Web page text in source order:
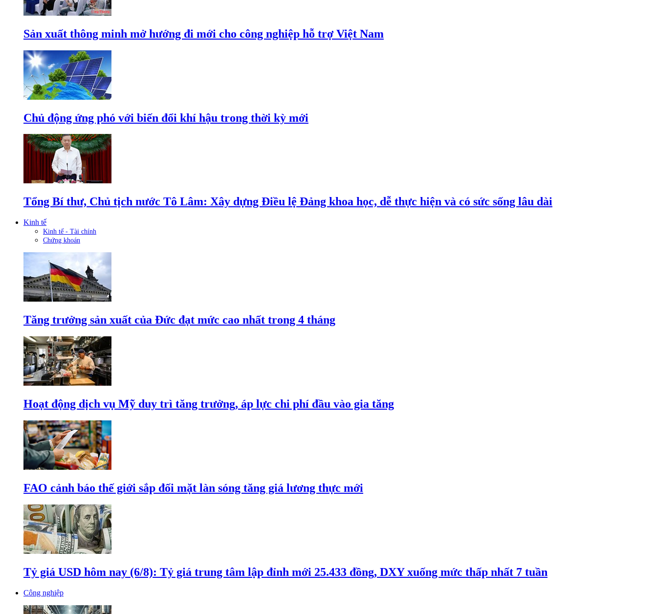
Sản xuất thông minh mở hướng đi mới cho công nghiệp hỗ trợ Việt Nam
Chủ động ứng phó với biến đổi khí hậu trong thời kỳ mới
Tổng Bí thư, Chủ tịch nước Tô Lâm: Xây dựng Điều lệ Đảng khoa học, dễ thực hiện và có sức sống lâu dài
Kinh tế
Kinh tế - Tài chính
Chứng khoán
Tăng trưởng sản xuất của Đức đạt mức cao nhất trong 4 tháng
Hoạt động dịch vụ Mỹ duy trì tăng trưởng, áp lực chi phí đầu vào gia tăng
FAO cảnh báo thế giới sắp đối mặt làn sóng tăng giá lương thực mới
Tỷ giá USD hôm nay (6/8): Tỷ giá trung tâm lập đỉnh mới 25.433 đồng, DXY xuống mức thấp nhất 7 tuần
Công nghiệp